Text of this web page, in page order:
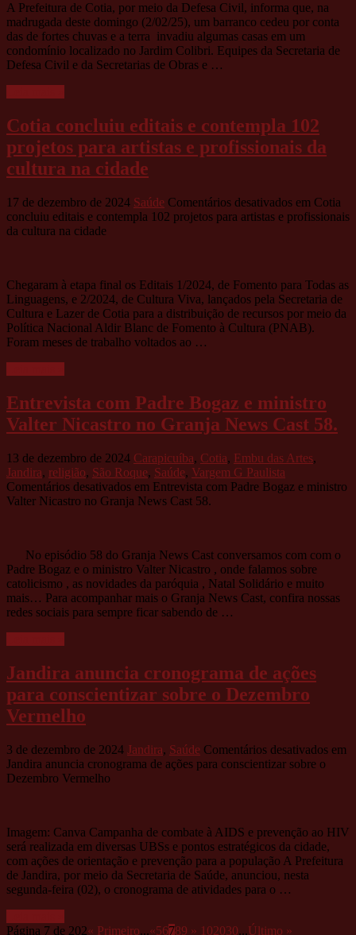
A Prefeitura de Cotia, por meio da Defesa Civil, informa que, na
madrugada deste domingo (2/02/25), um barranco cedeu por conta
das de fortes chuvas e a terra invadiu algumas casas em um
condomínio localizado no Jardim Colibri. Equipes da Secretaria de
Defesa Civil e da Secretarias de Obras e …
Cotia concluiu editais e contempla 102
projetos para artistas e profissionais da
cultura na cidade
17 de dezembro de 2024 Saúde Comentários desativados em Cotia
concluiu editais e contempla 102 projetos para artistas e profissionais
da cultura na cidade
Chegaram à etapa final os Editais 1/2024, de Fomento para Todas as
Linguagens, e 2/2024, de Cultura Viva, lançados pela Secretaria de
Cultura e Lazer de Cotia para a distribuição de recursos por meio da
Política Nacional Aldir Blanc de Fomento à Cultura (PNAB).
Foram meses de trabalho voltados ao …
Entrevista com Padre Bogaz e ministro
Valter Nicastro no Granja News Cast 58.
13 de dezembro de 2024 Carapicuíba, Cotia, Embu das Artes,
Jandira, religião, São Roque, Saúde, Vargem G Paulista
Comentários desativados em Entrevista com Padre Bogaz e ministro
Valter Nicastro no Granja News Cast 58.
No episódio 58 do Granja News Cast conversamos com com o
Padre Bogaz e o ministro Valter Nicastro , onde falamos sobre
catolicismo , as novidades da paróquia , Natal Solidário e muito
mais… Para acompanhar mais o Granja News Cast, confira nossas
redes sociais para sempre ficar sabendo de …
Jandira anuncia cronograma de ações
para conscientizar sobre o Dezembro
Vermelho
3 de dezembro de 2024 Jandira, Saúde Comentários desativados em
Jandira anuncia cronograma de ações para conscientizar sobre o
Dezembro Vermelho
Imagem: Canva Campanha de combate à AIDS e prevenção ao HIV
será realizada em diversas UBSs e pontos estratégicos da cidade,
com ações de orientação e prevenção para a população A Prefeitura
de Jandira, por meio da Secretaria de Saúde, anunciou, nesta
segunda-feira (02), o cronograma de atividades para o …
Página 7 de 202« Primeiro...«56789 » 102030...Último »